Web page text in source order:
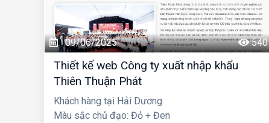
09/06/2025 540
Thiết kế web Công ty xuất nhập khẩu
Thiên Thuận Phát
Khách hàng tại Hải Dương
Màu sắc chủ đạo: Đỏ + Đen